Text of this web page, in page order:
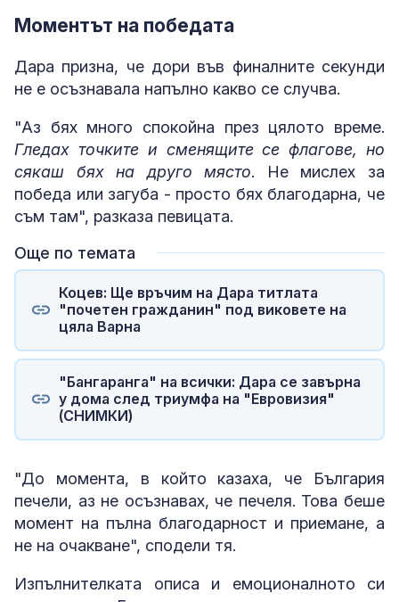
Моментът на победата
Дара призна, че дори във финалните секунди
не е осъзнавала напълно какво се случва.
"Аз бях много спокойна през цялото време.
Гледах точките и сменящите се флагове, но
сякаш бях на друго място. Не мислех за
победа или загуба - просто бях благодарна, че
съм там", разказа певицата.
Още по темата
Коцев: Ще връчим на Дара титлата
"почетен гражданин" под виковете на
цяла Варна
"Бангаранга" на всички: Дара се завърна
у дома след триумфа на "Евровизия"
(СНИМКИ)
"До момента, в който казаха, че България
печели, аз не осъзнавах, че печеля. Това беше
момент на пълна благодарност и приемане, а
не на очакване", сподели тя.
Изпълнителката описа и емоционалното си